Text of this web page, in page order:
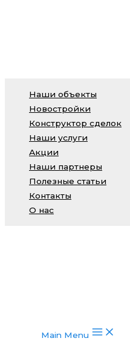
Наши объекты
Новостройки
Конструктор сделок
Наши услуги
Акции
Наши партнеры
Полезные статьи
Контакты
О нас
Main Menu